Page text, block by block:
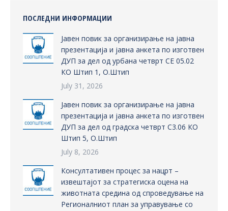
ПОСЛЕДНИ ИНФОРМАЦИИ
Јавен повик за организирање на јавна
презентација и јавна анкета по изготвен
ДУП за дел од урбана четврт СЕ 05.02
КО Штип 1, О.Штип
July 31, 2026
Јавен повик за организирање на јавна
презентација и јавна анкета по изготвен
ДУП за дел од градска четврт С3.06 КО
Штип 5, О.Штип
July 8, 2026
Консултативен процес за нацрт –
извештајот за стратегиска оцена на
животната средина од спроведување на
Регионалниот план за управување со